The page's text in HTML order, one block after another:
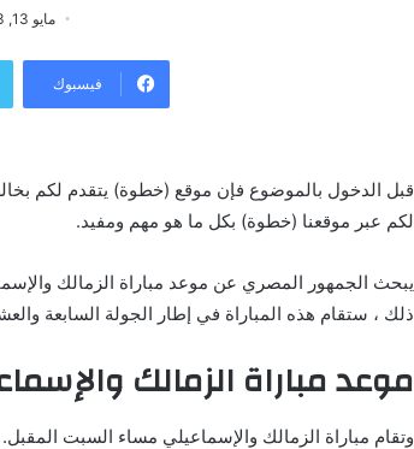
مايو 13, 2023
فيسبوك
قبل الدخول بالموضوع فإن موقع (خطوة) يتقدم لكم
لكم عبر موقعنا (خطوة) بكل ما هو مهم ومفيد.
يبحث الجمهور المصري عن موعد مباراة الزمالك
ذلك ، ستقام هذه المباراة في إطار الجولة السابعة
موعد مباراة الزمالك
وتقام مباراة الزمالك والإسماعيلي مساء السبت